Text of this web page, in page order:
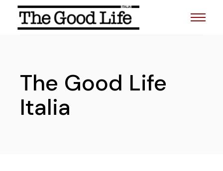
The Good Life
Italia